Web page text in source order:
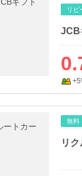
リピ
JCB
無料
リ